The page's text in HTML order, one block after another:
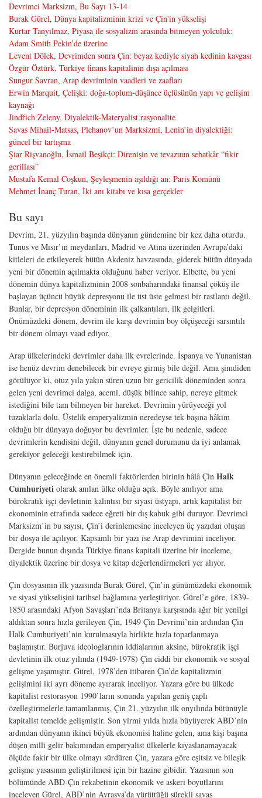
Devrimci Marksizm, Bu Sayı 13-14
Burak Gürel, Dünya kapitalizminin krizi ve Çin'in yükselişi
Kurtar Tanyılmaz, Piyasa ile sosyalizm arasında bitmeyen yolculuk:
Adam Smith Pekin’de üzerine
Levent Dölek, Devrimden sonra Çin: beyaz kediyle siyah kedinin kavgası
Özgür Öztürk, Türkiye finans kapitalinin dışa açılması
Sungur Savran, Arap devriminin vaadleri ve zaafları
Erwin Marquit, Çelişki: doğa-toplum-düşünce üçlüsünün yapı ve gelişim
kaynağı
Jindřich Zeleny, Diyalektik-Materyalist rasyonalite
Savas Mihail-Matsas, Plehanov’un Marksizmi, Lenin’in diyalektiği:
güncel bir tartışma
Şiar Rişvanoğlu, İsmail Beşikçi: Direnişin ve tevazuun sebatkâr “fikir
gerillası”
Mustafa Kemal Coşkun, Şeyleşmenin aşıldığı an: Paris Komünü
Mehmet İnanç Turan, İki anı kitabı ve kısa gerçekler
Bu sayı
Devrim, 21. yüzyılın başında dünyanın gündemine bir kez daha oturdu.
Tunus ve Mısır’ın meydanları, Madrid ve Atina üzerinden Avrupa’daki
kitleleri de etkileyerek bütün Akdeniz havzasında, giderek bütün dünyada
yeni bir dönemin açılmakta olduğunu haber veriyor. Elbette, bu yeni
dönemin dünya kapitalizminin 2008 sonbaharındaki finansal çöküş ile
başlayan üçüncü büyük depresyonu ile üst üste gelmesi bir rastlantı değil.
Bunlar, bir depresyon döneminin ilk çalkantıları, ilk gelgitleri.
Önümüzdeki dönem, devrim ile karşı devrimin boy ölçüşeceği sarsıntılı
bir dönem olmayı vaad ediyor.
Arap ülkelerindeki devrimler daha ilk evrelerinde. İspanya ve Yunanistan
ise henüz devrim denebilecek bir evreye girmiş bile değil. Ama şimdiden
görülüyor ki, otuz yıla yakın süren uzun bir gericilik döneminden sonra
gelen yeni devrimci dalga, acemi, düşük bilince sahip, nereye gitmek
istediğini bile tam bilmeyen bir hareket. Devrimin yürüyeceği yol
tuzaklarla dolu. Üstelik emperyalizmin neredeyse tek başına hâkim
olduğu bir dünyaya doğuyor bu devrimler. İşte bu nedenle, sadece
devrimlerin kendisini değil, dünyanın genel durumunu da iyi anlamak
gerekiyor geleceği kestirebilmek için.
Dünyanın geleceğinde en önemli faktörlerden birinin hâlâ Çin Halk
Cumhuriyeti olarak anılan ülke olduğu açık. Böyle anılıyor ama
bürokratik işçi devletinin kalıntısı bir siyasi üstyapı, artık kapitalist bir
ekonominin etrafında sadece eğreti bir dış kabuk gibi duruyor. Devrimci
Marksizm’in bu sayısı, Çin’i derinlemesine inceleyen üç yazıdan oluşan
bir dosya ile açılıyor. Kapsamlı bir yazı ise Arap devrimini inceliyor.
Dergide bunun dışında Türkiye finans kapitali üzerine bir inceleme,
diyalektik üzerine bir dosya ve kitap değerlendirmeleri yer alıyor.
Çin dosyasının ilk yazısında Burak Gürel, Çin’in günümüzdeki ekonomik
ve siyasi yükselişini tarihsel bağlamına yerleştiriyor. Gürel’e göre, 1839-
1850 arasındaki Afyon Savaşları’nda Britanya karşısında ağır bir yenilgi
aldıktan sonra hızla gerileyen Çin, 1949 Çin Devrimi’nin ardından Çin
Halk Cumhuriyeti’nin kurulmasıyla birlikte hızla toparlanmaya
başlamıştır. Burjuva ideologlarının iddialarının aksine, bürokratik işçi
devletinin ilk otuz yılında (1949-1978) Çin ciddi bir ekonomik ve sosyal
gelişme yaşamıştır. Gürel, 1978’den itibaren Çin’de kapitalizmin
gelişimini iki ayrı döneme ayırarak inceliyor. Yazara göre bu ülkede
kapitalist restorasyon 1990’ların sonunda yapılan geniş çaplı
özelleştirmelerle tamamlanmış, Çin 21. yüzyılın ilk onyılında bütünüyle
kapitalist temelde gelişmiştir. Son yirmi yılda hızla büyüyerek ABD’nin
ardından dünyanın ikinci büyük ekonomisi haline gelen, ama kişi başına
düşen milli gelir bakımından emperyalist ülkelerle kıyaslanamayacak
ölçüde fakir bir ülke olmayı sürdüren Çin, yazara göre eşitsiz ve bileşik
gelişme yasasının geliştirilmesi için bir hazine gibidir. Yazısının son
bölümünde ABD-Çin rekabetinin ekonomik ve askeri boyutlarını
inceleyen Gürel, ABD’nin Avrasya’da yürüttüğü sürekli savaş